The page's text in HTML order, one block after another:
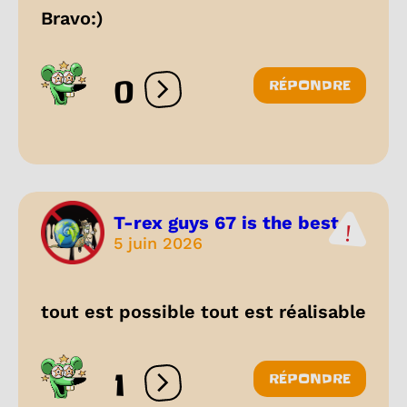
Bravo:)
0 Ouvrir les réactions
RÉPONDRE
T-rex guys 67 is the best...
5 juin 2026
tout est possible tout est réalisable
1 Ouvrir les réactions
RÉPONDRE